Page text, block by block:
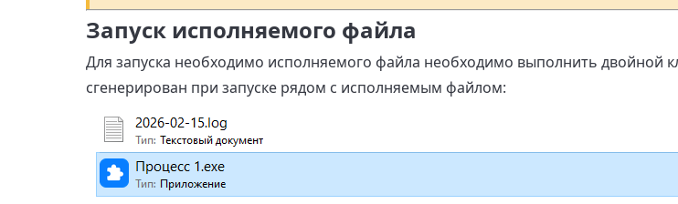
Запуск исполняемого файла
Для запуска необходимо исполняемого файла необходимо выполнить двойной
сгенерирован при запуске рядом с исполняемым файлом: